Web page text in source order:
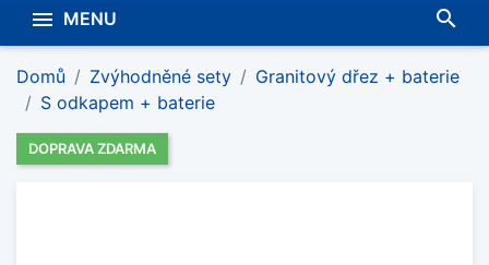
 MENU search
Domů Zvýhodněné sety
Granitový dřez + baterie
S odkapem + baterie
DOPRAVA ZDARMA